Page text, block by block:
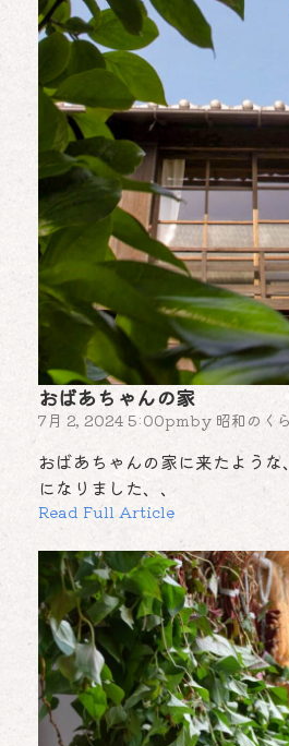
おばあちゃんの家
7月 2, 2024 5:00pmby 昭和のく
おばあちゃんの家に来たような
になりました、、
Read Full Article